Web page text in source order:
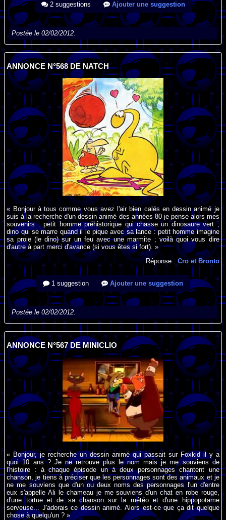
2 suggestions Ajouter une suggestion
Postée le 02/02/2012.
ANNONCE N°568 DE NATCH
« Bonjour à tous comme vous avez l'air bien calés en dessin animé je
suis à la recherche d'un dessin animé des années 80 je pense alors mes
souvenirs : petit homme préhistorique qui chasse un dinosaure vert ;
dino qui se marre quand il le pique avec sa lance : petit homme imagine
sa proie (le dino) sur un feu avec une marmite ; voilà quoi vous dire
d'autre à part merci d'avance (si vous êtes si fort). »
Réponse : Cro et Bronto
1 suggestion Ajouter une suggestion
Postée le 02/02/2012.
ANNONCE N°567 DE MINICLIO
« Bonjour, je recherche un dessin animé qui passait sur Foxkid il y a
quoi 10 ans ? Je ne retrouve plus le nom mais je me souviens de
l'histoire : à chaque épisode un à deux personnages chantent une
chanson, je tiens à préciser que les personnages sont des animaux et je
ne me souviens que d'un ou deux noms des personnages l'un d'entre
eux s'appelle Ali le chameau je me souviens d'un chat en robe rouge,
d'une tortue et de sa chanson sur la météo et d'une hippopotame
serveuse... J'adorais ce dessin animé. Alors est-ce que ça dit quelque
chose à quelqu'un ? »